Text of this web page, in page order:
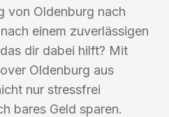
von Oldenburg nach
einem zuverlässigen
dir dabei hilft? Mit
Oldenburg aus
nur stressfrei
bares Geld sparen.